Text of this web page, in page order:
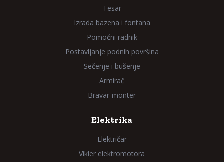
Tesar
Izrada bazena i fontana
Pomoćni radnik
Postavljanje podnih površina
Sečenje i bušenje
Armirač
Bravar-monter
Elektrika
Električar
Vikler elektromotora